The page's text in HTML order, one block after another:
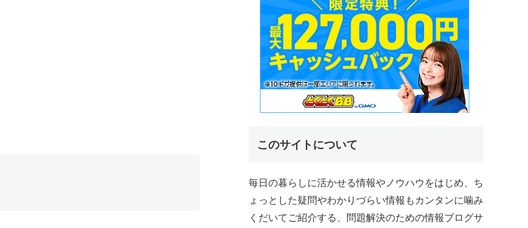
このサイトについて
毎日の暮らしに活かせる情報やノウハウをはじめ、ち
ょっとした疑問やわかりづらい情報もカンタンに噛み
くだいてご紹介する、問題解決のための情報ブログサ